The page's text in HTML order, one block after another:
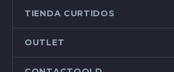
TIENDA CURTIDOS
OUTLET